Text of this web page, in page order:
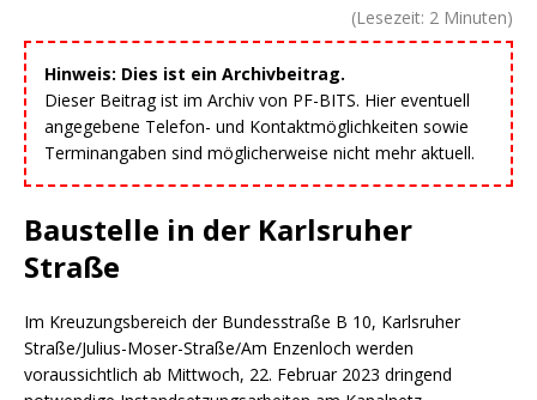
(Lesezeit: 2 Minuten)
Hinweis: Dies ist ein Archivbeitrag.
Dieser Beitrag ist im Archiv von PF-BITS. Hier eventuell
angegebene Telefon- und Kontaktmöglichkeiten sowie
Terminangaben sind möglicherweise nicht mehr aktuell.
Baustelle in der Karlsruher
Straße
Im Kreuzungsbereich der Bundesstraße B 10, Karlsruher
Straße/Julius-Moser-Straße/Am Enzenloch werden
voraussichtlich ab Mittwoch, 22. Februar 2023 dringend